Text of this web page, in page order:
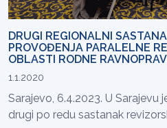
DRUGI REGIONALNI
PROVOĐENJA PARALELNE
OBLASTI RODNE
1.1.2020
Sarajevo, 6.4.2023. U Sarajevu
drugi po redu sastanak